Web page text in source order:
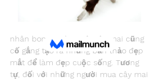
Tiêu chuẩn Đánh giá Cây Mai Vàng
nhân bonsai nào nuôi cây mai cũng
cố gắng tạo ra những bản thảo đẹp
mắt để làm đẹp cuộc sống. Tương
tự, đối với những người mua cây mai